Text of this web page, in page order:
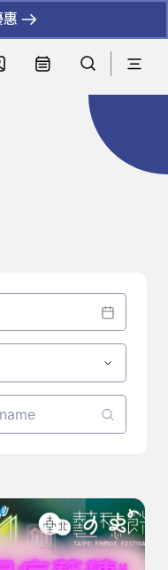
惠
臺北藝穗節《愛滋